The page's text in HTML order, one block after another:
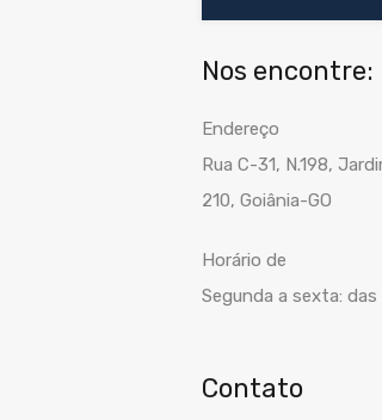
Nos encontre:
Endereço
Rua C-31, N.198,
210, Goiânia-GO
Horário de
Segunda a sexta:
Contato